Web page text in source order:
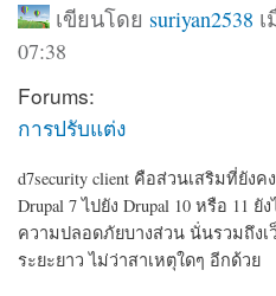
เขียนโดย suriyan2538
07:38
Forums:
การปรับแต่ง
d7security client คือส่วนเสริมที่ยัง
Drupal 7 ไปยัง Drupal 10 หรือ 11
ความปลอดภัยบางส่วน นั่นรวมถึงเ
ระยะยาว ไม่ว่าสาเหตุใดๆ อีกด้วย